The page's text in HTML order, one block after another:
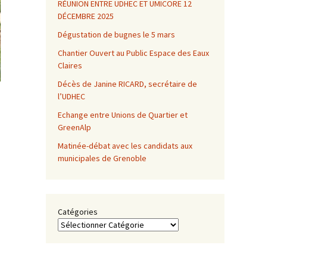
RÉUNION ENTRE UDHEC ET UMICORE 12
DÉCEMBRE 2025
Dégustation de bugnes le 5 mars
Chantier Ouvert au Public Espace des Eaux
Claires
Décès de Janine RICARD, secrétaire de
l’UDHEC
Echange entre Unions de Quartier et
GreenAlp
Matinée-débat avec les candidats aux
municipales de Grenoble
Catégories